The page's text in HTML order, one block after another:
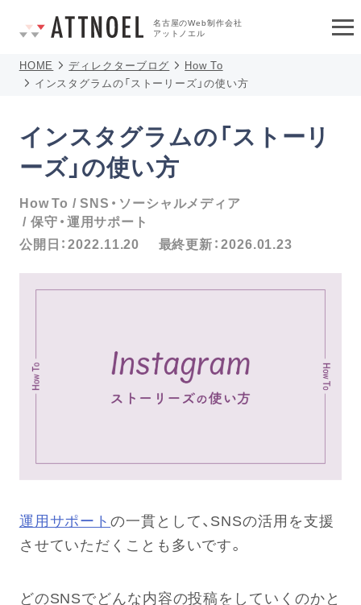
名古屋のWeb制作会社
アットノエル
HOME ディレクターブログ
How To
インスタグラムの「ストーリーズ」の使い方
インスタグラムの「ストーリ
ーズ」の使い方
How To
SNS・ソーシャルメディア
保守・運用サポート
公開日：2022.11.20 最終更新：2026.01.23
運用サポートの一貫として、SNSの活用を支援
させていただくことも多いです。
どのSNSでどんな内容の投稿をしていくのかと